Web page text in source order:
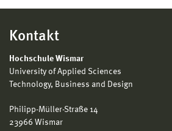
Kontakt
Hochschule Wismar
University of Applied Sciences
Technology, Business and Design
Philipp-Müller-Straße 14
23966 Wismar